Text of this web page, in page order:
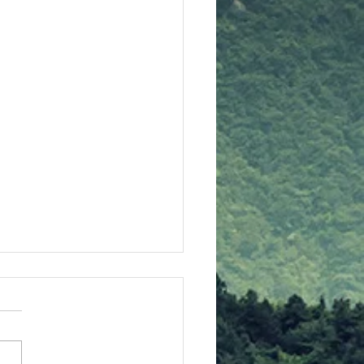
キュー大会情報
ムページにて、バーベキュ